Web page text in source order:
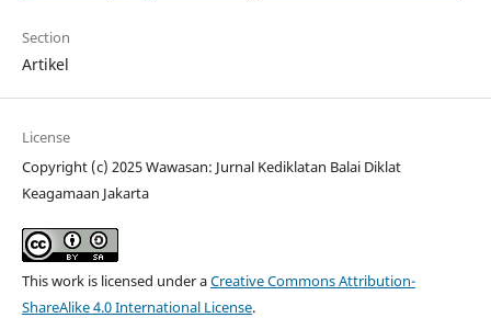
Section
Artikel
License
Copyright (c) 2025 Wawasan: Jurnal Kediklatan Balai Diklat
Keagamaan Jakarta
This work is licensed under aCreative Commons Attribution-
ShareAlike 4.0 International License.